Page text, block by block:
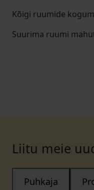
Kõigi ruumide
Suurima ruumi
Liitu meie
Puhkaja